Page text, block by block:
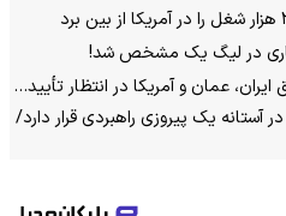
در لیگ یک مشخص شد!
عمان و آمریکا در انتظار تأیید…
آستانه یک پیروزی راهبردی قرار دارد/